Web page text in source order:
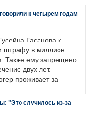
к четырем годам
Гасанова к
штрафу в миллион
Также ему запрещено
двух лет.
проживает за
"Это случилось из-за